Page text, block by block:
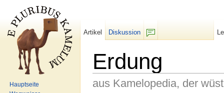
Erdung
aus Kamelopedia, der
Artikel
Diskussion
Hauptseite